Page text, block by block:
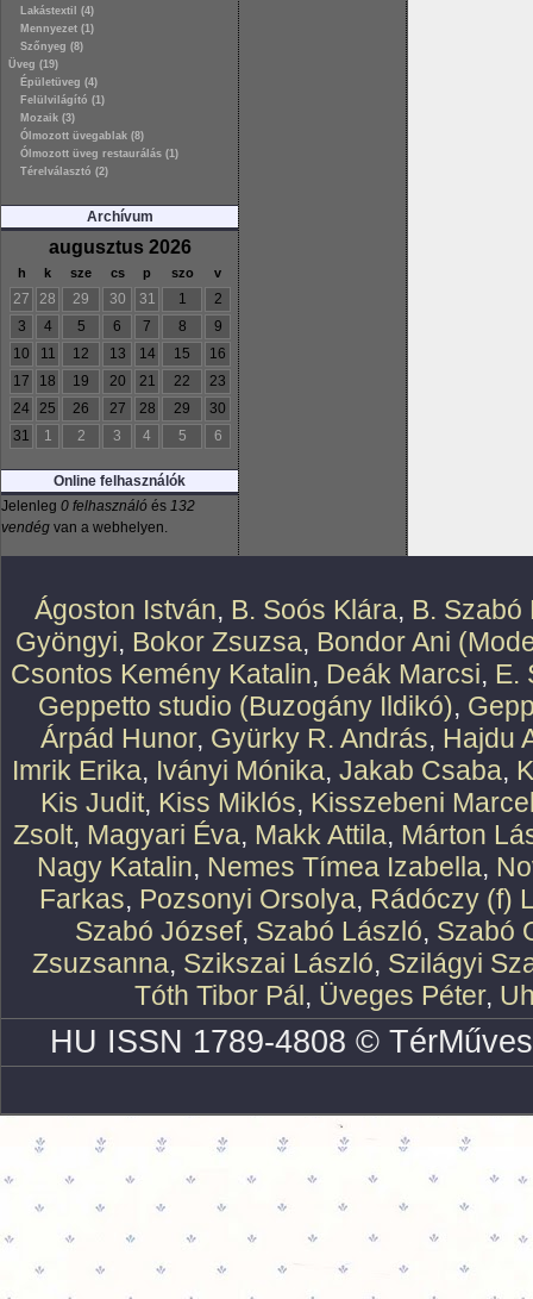
Lakástextil (4)
Mennyezet (1)
Szőnyeg (8)
Üveg (19)
Épületüveg (4)
Felülvilágító (1)
Mozaik (3)
Ólmozott üvegablak (8)
Ólmozott üveg restaurálás (1)
Térelválasztó (2)
Archívum
augusztus 2026
h k sze cs p szo v
27 28 29 30 31 1
2
3
4 5 6 7 8
9
10
11 12 13 14 15
16
17
18 19 20 21 22
23
24
25 26 27 28 29
30
31
1 2 3 4 5 6
Online felhasználók
Jelenleg 0 felhasználó és 132
vendég van a webhelyen.
Ágoston István, B. Soós Klára, B. Szabó
Gyöngyi, Bokor Zsuzsa, Bondor Ani
Csontos Kemény Katalin, Deák Marcsi, E.
Geppetto studio (Buzogány Ildikó),
Árpád Hunor, Gyürky R. András, Hajdu
Imrik Erika, Iványi Mónika, Jakab Csaba,
Kis Judit, Kiss Miklós, Kisszebeni
Zsolt, Magyari Éva, Makk Attila, Márton
Nagy Katalin, Nemes Tímea Izabella,
Farkas, Pozsonyi Orsolya, Rádóczy (f)
Szabó József, Szabó László, Szabó
Zsuzsanna, Szikszai László, Szilágyi
Tóth Tibor Pál, Üveges Péter,
HU ISSN 1789-4808 ©